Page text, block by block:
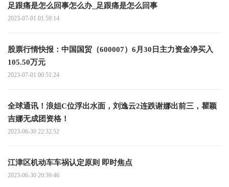
足跟痛是怎么回事怎么办_足跟痛是怎么回事
2023-07-01 01:59:14
股票行情快报：中国国贸（600007）6月30日主力资金净买入
105.50万元
2023-07-01 00:51:24
全球通讯！浪姐C位浮出水面，刘逸云2连跌谢娜出前三，瞿颖
吉娜无成团资格！
2023-06-30 22:32:52
江津区机动车车祸认定原则 即时焦点
2023-06-30 20:39:46